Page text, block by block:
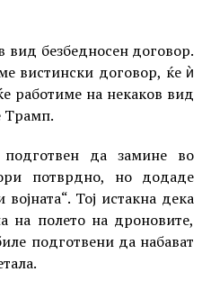
вид безбедносен договор.
вистински договор, ќе ѝ
работиме на некаков вид
Трамп.
да замине во
потврдно, но додаде
Тој истакна дека
на полето на дроновите,
подготвени да набават